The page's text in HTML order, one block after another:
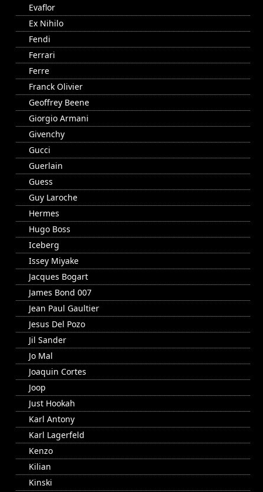
Evaflor
Ex Nihilo
Fendi
Ferrari
Ferre
Franck Olivier
Geoffrey Beene
Giorgio Armani
Givenchy
Gucci
Guerlain
Guess
Guy Laroche
Hermes
Hugo Boss
Iceberg
Issey Miyake
Jacques Bogart
James Bond 007
Jean Paul Gaultier
Jesus Del Pozo
Jil Sander
Jo Mal
Joaquin Cortes
Joop
Just Hookah
Karl Antony
Karl Lagerfeld
Kenzo
Kilian
Kinski